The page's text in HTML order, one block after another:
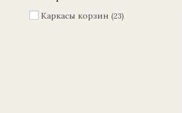
Каркасы корзин 23